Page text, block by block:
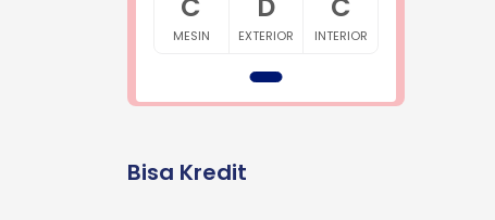
MESIN EXTERIOR INTERIOR
Bisa Kredit